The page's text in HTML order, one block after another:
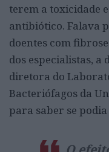
terem a toxicidade
antibiótico. Falava
doentes com
dos especialistas, a
diretora do
Bacteriófagos da
para saber se